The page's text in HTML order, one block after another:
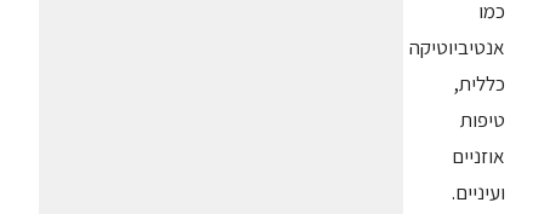
כמו
אנטיביוטיקה
כללית,
טיפות
אוזניים
ועיניים.